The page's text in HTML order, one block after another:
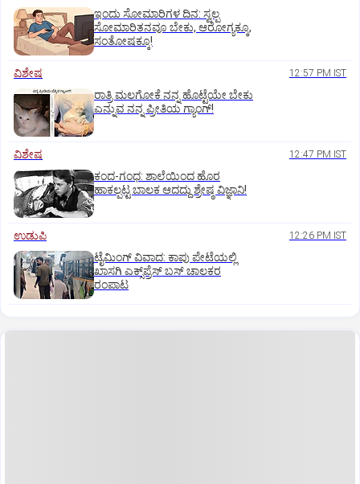
ಇಂದು ಸೋಮಾರಿಗಳ ದಿನ: ಸ್ವಲ್ಪ
ಸೋಮಾರಿತನವೂ ಬೇಕು, ಆರೋಗ್ಯಕ್ಕೂ,
ಸಂತೋಷಕ್ಕೂ!
ವಿಶೇಷ 12:57 PM IST
ರಾತ್ರಿ ಮಲಗೋಕೆ ನನ್ನ ಹೊಟ್ಟೆಯೇ ಬೇಕು
ಎನ್ನುವ ನನ್ನ ಪ್ರೀತಿಯ ಗ್ಯಾಂಗ್!
ವಿಶೇಷ 12:47 PM IST
ಕಂದ-ಗಂಧ: ಶಾಲೆಯಿಂದ ಹೊರ
ಹಾಕಲ್ಪಟ್ಟ ಬಾಲಕ ಆದದ್ದು ಶ್ರೇಷ್ಠ ವಿಜ್ಞಾನಿ!
ಉಡುಪಿ 12:26 PM IST
ಟೈಮಿಂಗ್‌ ವಿವಾದ: ಕಾಪು ಪೇಟೆಯಲ್ಲಿ
ಖಾಸಗಿ ಎಕ್ಸ್‌ಪ್ರೆಸ್ ಬಸ್‌ ಚಾಲಕರ
ರಂಪಾಟ